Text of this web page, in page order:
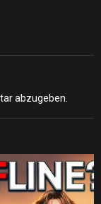
abzugeben.